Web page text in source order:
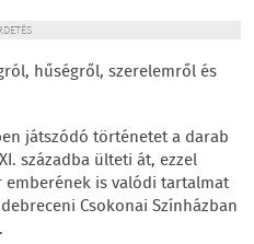
hűségről, szerelemről és
játszódó történetet a darab
századba ülteti át, ezzel
is valódi tartalmat
Csokonai Színházban